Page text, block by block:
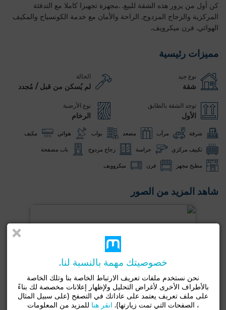
كن أول من يزور هذه الشقة للبيع. .مجهزة تجهيزا كاملا مع التدفئة
المركزية والزجاج المزدوج. الراحة والأمان مع خدمة الكونسياج والمكيف
الهوائي. فرن ميكرويف.
مميزات رئيسية
نوع جيد
شقة
الحالة
لم يُسكن من قبل / مُجدد
توجد الشقة بالطابق
الأول
نوع الأرضية
الرخام
شرفة مرآب مصعد بواب هوائي مكيف
تكييف مركزي حراسة زجاج مزدوج باب مصفحة
مطبخ مجهز فرن ميكروويف
شاهد المزيد من الصور
خصوصيتك مهمة بالنسبة لنا.
نحن نستخدم ملفات تعريف الارتباط الخاصة بنا وتلك الخاصة
بالأطراف الأخرى لأغراض التحليل ولإظهار إعلانات مخصصة لك بناءً
على ملف تعريف يعتمد على عاداتك في التصفح (على سبيل المثال
، الصفحات التي تمت زيارتها). انقر هنا للمزيد من المعلومات